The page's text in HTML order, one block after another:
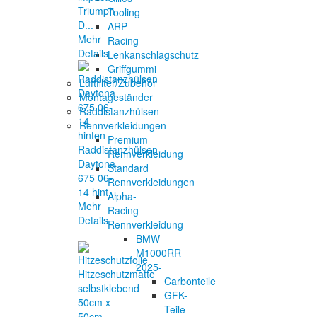
Tooling
ARP
Racing
Lenkanschlagschutz
Griffgummi
Luftfilter/Zubehör
Montageständer
Raddistanzhülsen
Rennverkleidungen
Premium
Rennverkleidung
Standard
Rennverkleidungen
Alpha-
Racing
Rennverkleidung
BMW
M1000RR
2025-
Carbonteile
GFK-
Teile
Triumph
D...
Mehr
Details
Raddistanzhülsen
Daytona
675 06-
14 hint...
Mehr
Details